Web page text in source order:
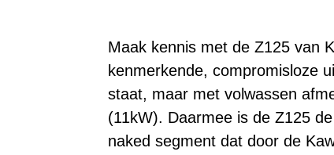
Maak kennis met de Z125 van
kenmerkende, compromisloze
staat, maar met volwassen
(11kW). Daarmee is de Z125
naked segment dat door de